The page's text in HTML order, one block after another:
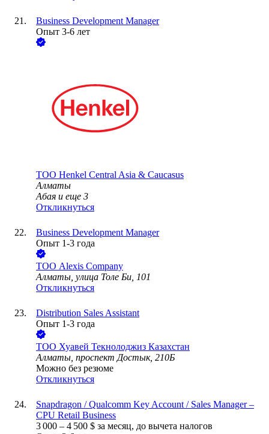
Business Development Manager
Опыт 3-6 лет
ТОО Henkel Central Asia & Caucasus
Алматы
Абая и еще 3
Откликнуться
Business Development Manager
Опыт 1-3 года
ТОО Alexis Company
Алматы, улица Толе Би, 101
Откликнуться
Distribution Sales Assistant
Опыт 1-3 года
ТОО Хуавей Текнолоджиз Казахстан
Алматы, проспект Достык, 210Б
Можно без резюме
Откликнуться
Snapdragon / Qualcomm Key Account / Sales Manager –
CPU Retail Business
3 000 – 4 500 $ за месяц, до вычета налогов